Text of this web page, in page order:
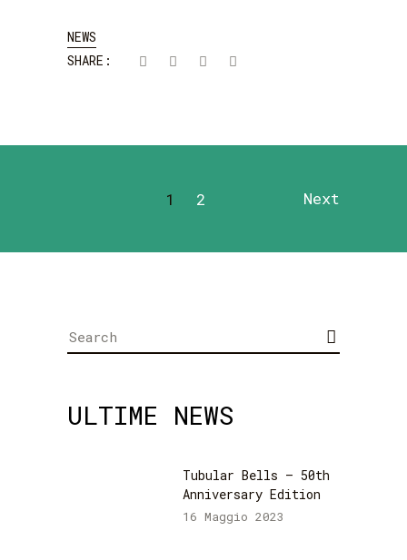
NEWS
SHARE:
1 2 Next
Search
for:
ULTIME NEWS
Tubular Bells – 50th
Anniversary Edition
16 Maggio 2023